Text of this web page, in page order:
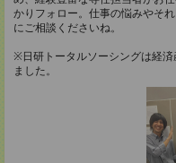
かりフォロー。仕事の悩みやそ
にご相談くださいね。
※日研トータルソーシングは経
ました。